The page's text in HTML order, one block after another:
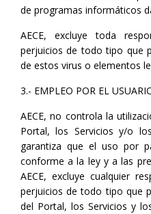
de programas informáticos
AECE, excluye toda
perjuicios de todo tipo que
de estos virus o elementos
3.- EMPLEO POR EL
AECE, no controla la
Portal, los Servicios y/o
garantiza que el uso por
conforme a la ley y a las
AECE, excluye cualquier
perjuicios de todo tipo que
del Portal, los Servicios y